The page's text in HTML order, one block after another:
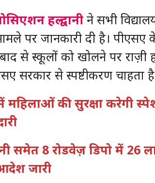
हल्द्वानीने सभी
पर जानकारी दी है। पीएसए
से स्कूलों को खोलने पर
सरकार से स्पष्टीकरण चाहता
महिलाओं की सुरक्षा करेगी
समेत 8 रोडवेज़ डिपो में 26
जारी